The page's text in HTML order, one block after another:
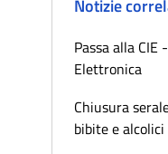
Notizie
Passa alla
Elettronica
Chiusura
bibite e alcolici